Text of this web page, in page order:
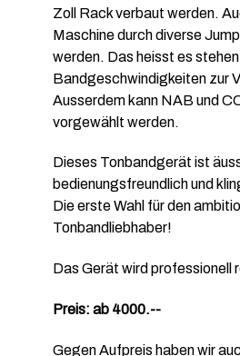
Zoll Rack verbaut werden.
Maschine durch diverse
werden. Das heisst es
Bandgeschwindigkeiten zur
Ausserdem kann NAB und
vorgewählt werden.
Dieses Tonbandgerät ist
bedienungsfreundlich und
Die erste Wahl für den
Tonbandliebhaber!
Das Gerät wird professionell
Preis: ab 4000.--
Gegen Aufpreis haben wir